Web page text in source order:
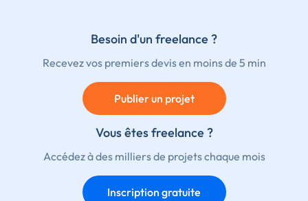
Besoin d'un freelance ?
Recevez vos premiers devis en moins de 5 min
Publier un projet
Vous êtes freelance ?
Accédez à des milliers de projets chaque mois
Inscription gratuite